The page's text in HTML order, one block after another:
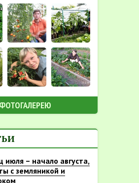
июля – начало августа,
с земляникой и